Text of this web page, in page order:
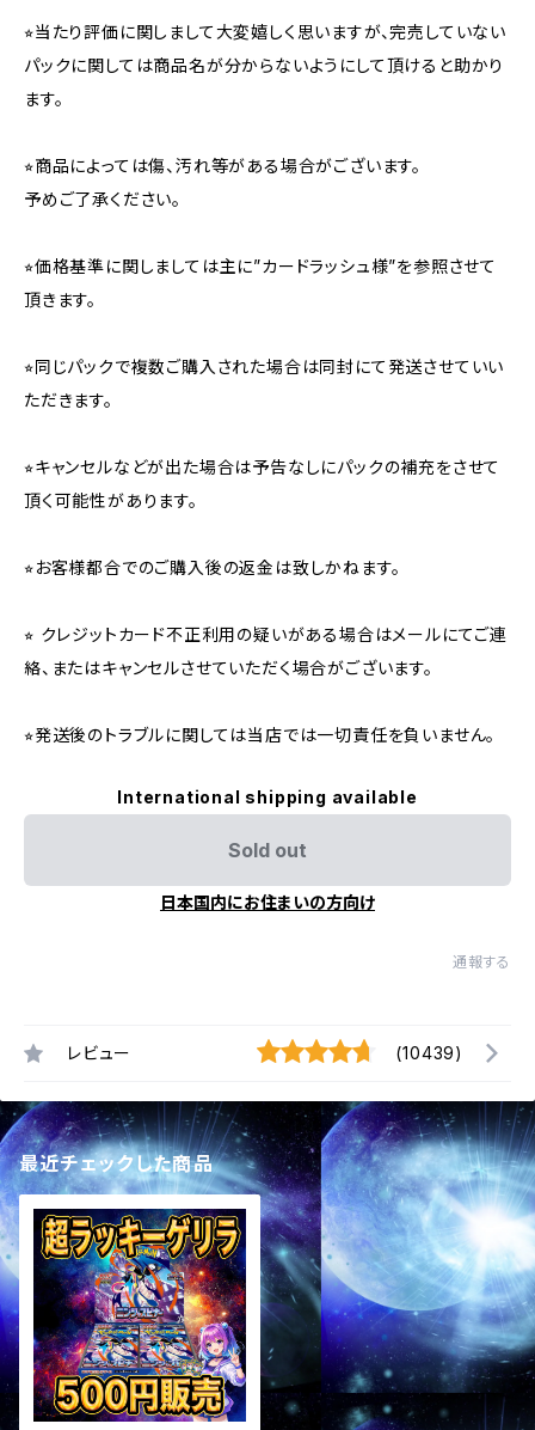
⭐︎当たり評価に関しまして大変嬉しく思いますが、完売していない
パックに関しては商品名が分からないようにして頂けると助かり
ます。
⭐︎商品によっては傷、汚れ等がある場合がございます。
予めご了承ください。
⭐︎価格基準に関しましては主に”カードラッシュ様”を参照させて
頂きます。
⭐︎同じパックで複数ご購入された場合は同封にて発送させていい
ただきます。
⭐︎キャンセルなどが出た場合は予告なしにパックの補充をさせて
頂く可能性があります。
⭐︎お客様都合でのご購入後の返金は致しかねます。
⭐︎ クレジットカード不正利用の疑いがある場合はメールにてご連
絡、またはキャンセルさせていただく場合がございます。
⭐︎発送後のトラブルに関しては当店では一切責任を負いません。
International shipping available
Sold out
日本国内にお住まいの方向け
通報する
レビュー (10439)
最近チェックした商品